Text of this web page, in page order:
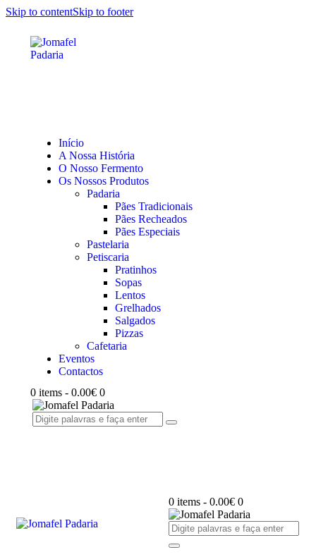
Skip to contentSkip to footer
Início
A Nossa História
O Nosso Fermento
Os Nossos Produtos
Padaria
Pães Tradicionais
Pães Recheados
Pães Especiais
Pastelaria
Petiscaria
Pratinhos
Sopas
Lentos
Grelhados
Salgados
Pizzas
Cafetaria
Eventos
Contactos
0 items - 0.00€ 0
0 items - 0.00€ 0